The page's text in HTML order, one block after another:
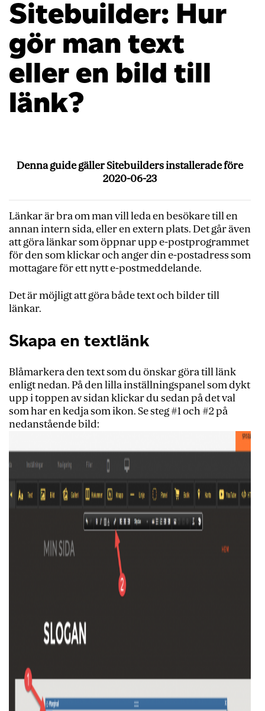
Sitebuilder: Hur
gör man text
eller en bild till
länk?
Denna guide gäller Sitebuilders installerade före
2020-06-23
Länkar är bra om man vill leda en besökare till en
annan intern sida, eller en extern plats. Det går även
att göra länkar som öppnar upp e-postprogrammet
för den som klickar och anger din e-postadress som
mottagare för ett nytt e-postmeddelande.
Det är möjligt att göra både text och bilder till
länkar.
Skapa en textlänk
Blåmarkera den text som du önskar göra till länk
enligt nedan. På den lilla inställningspanel som dykt
upp i toppen av sidan klickar du sedan på det val
som har en kedja som ikon. Se steg #1 och #2 på
nedanstående bild: